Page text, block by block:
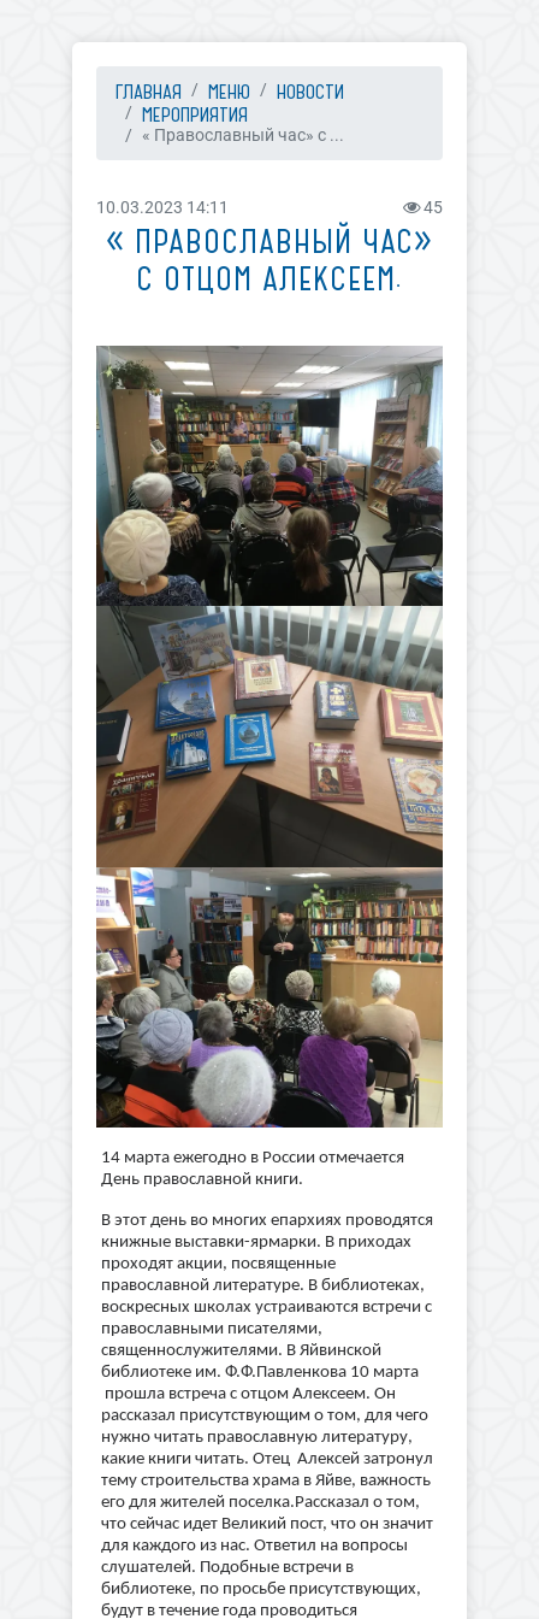
ГЛАВНАЯ МЕНЮ
НОВОСТИ
МЕРОПРИЯТИЯ
« Православный час» с ...
10.03.2023 14:11 45
« ПРАВОСЛАВНЫЙ ЧАС»
С ОТЦОМ АЛЕКСЕЕМ.
14 марта ежегодно в России отмечается
День православной книги.
В этот день во многих епархиях проводятся
книжные выставки-ярмарки. В приходах
проходят акции, посвященные
православной литературе. В библиотеках,
воскресных школах устраиваются встречи с
православными писателями,
священнослужителями. В Яйвинской
библиотеке им. Ф.Ф.Павленкова 10 марта
прошла встреча с отцом Алексеем. Он
рассказал присутствующим о том, для чего
нужно читать православную литературу,
какие книги читать. Отец Алексей затронул
тему строительства храма в Яйве, важность
его для жителей поселка. Рассказал о том,
что сейчас идет Великий пост, что он значит
для каждого из нас. Ответил на вопросы
слушателей. Подобные встречи в
библиотеке, по просьбе присутствующих,
будут в течение года проводиться